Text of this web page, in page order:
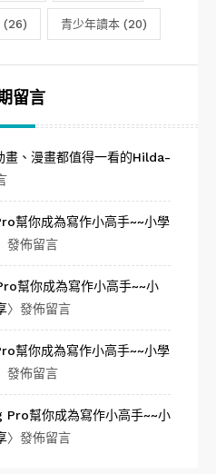
(26) 青少年讀本 (20)
留言
畫、漫畫都值得一看的Hilda-
幫你成為寫作小高手~~小學
發佈留言
幫你成為寫作小高手~~小
〉發佈留言
幫你成為寫作小高手~~小學
發佈留言
幫你成為寫作小高手~~小
〉發佈留言